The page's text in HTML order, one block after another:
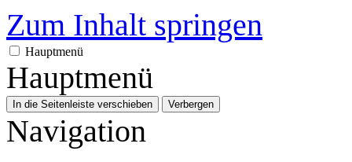
Zum Inhalt springen
Hauptmenü
Hauptmenü
In die Seitenleiste verschieben Verbergen
Navigation